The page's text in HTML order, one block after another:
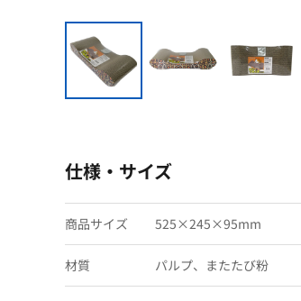
仕様・サイズ
商品サイズ 525×245×95mm
材質 パルプ、またたび粉